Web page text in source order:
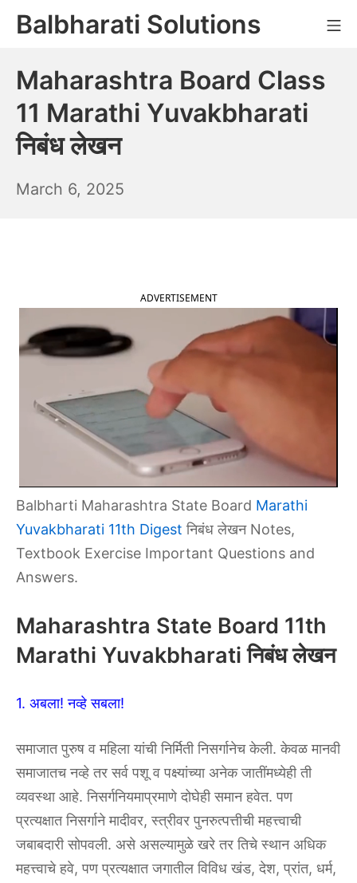
SkipBalbharati Solutions
Maharashtra Board Class
11 Marathi Yuvakbharati
निबंध लेखन
March 6, 2025
ADVERTISEMENT
Balbharti Maharashtra State Board Marathi
Yuvakbharati 11th Digest निबंध लेखन Notes,
Textbook Exercise Important Questions and
Answers.
Maharashtra State Board 11th
Marathi Yuvakbharati निबंध लेखन
1. अबला! नव्हे सबला!
समाजात पुरुष व महिला यांची निर्मिती निसर्गानेच केली. केवळ मानवी
समाजातच नव्हे तर सर्व पशू व पक्ष्यांच्या अनेक जातींमध्येही ती
व्यवस्था आहे. निसर्गनियमाप्रमाणे दोघेही समान हवेत. पण
प्रत्यक्षात निसर्गाने मादीवर, स्त्रीवर पुनरुत्पत्तीची महत्त्वाची
जबाबदारी सोपवली. असे असल्यामुळे खरे तर तिचे स्थान अधिक
महत्त्वाचे हवे, पण प्रत्यक्षात जगातील विविध खंड, देश, प्रांत, धर्म,